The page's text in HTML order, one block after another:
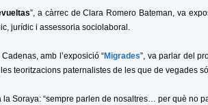
”, a càrrec de Clara Romero Bateman, va
jurídic i assessoria sociolaboral.
amb l’exposició “Migrades”, va parlar del
teoritzacions paternalistes de les que de vegades
la Soraya: “sempre parlen de nosaltres… per què no